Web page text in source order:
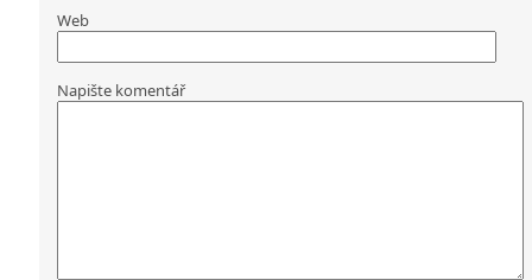
Web
Napište komentář